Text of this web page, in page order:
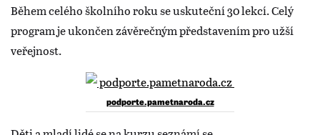
Během celého školního roku se uskuteční 30 lekcí. Celý
program je ukončen závěrečným představením pro užší
veřejnost.
podporte.pametnaroda.cz